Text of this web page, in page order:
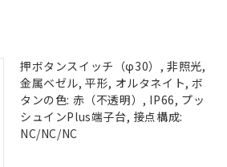
押ボタンスイッチ（φ30）, 非照光,
金属ベゼル, 平形, オルタネイト, ボ
タンの色: 赤（不透明）, IP66, プッ
シュインPlus端子台, 接点構成:
NC/NC/NC